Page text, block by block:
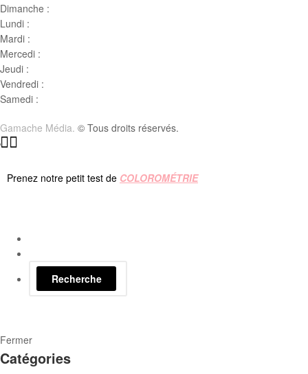
Dimanche :
Lundi :
Mardi :
Mercedi :
Jeudi :
Vendredi :
Samedi :
Gamache Média. © Tous droits réservés.
Prenez notre petit test de COLOROMÉTRIE
Recherche
Fermer
Catégories